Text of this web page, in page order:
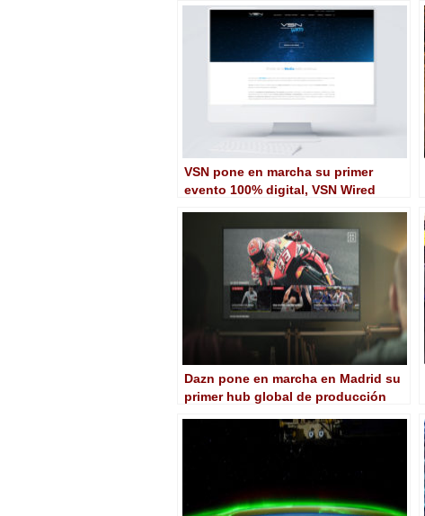
VSN pone en marcha su primer
evento 100% digital, VSN Wired
Dazn pone en marcha en Madrid su
primer hub global de producción